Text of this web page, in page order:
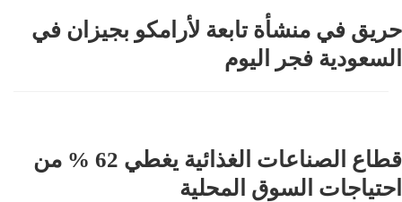
حريق في منشأة تابعة لأرامكو بجيزان في
السعودية فجر اليوم
قطاع الصناعات الغذائية يغطي 62 % من
احتياجات السوق المحلية